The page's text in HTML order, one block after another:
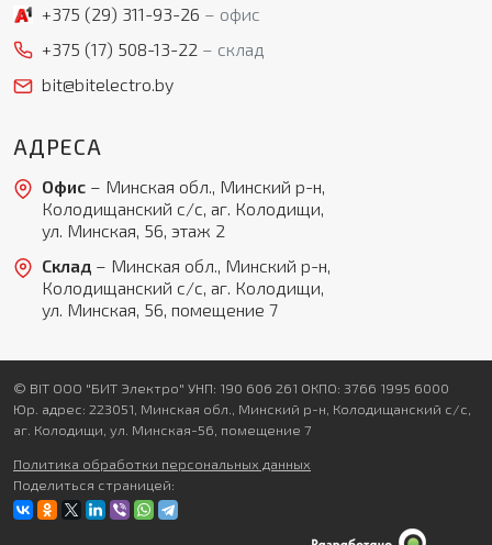
+375 (29) 311-93-26
офис
+375 (17) 508-13-22
склад
bit@bitelectro.by
АДРЕСА
Офис– Минская обл., Минский р-н,
Колодищанский с/с, аг. Колодищи,
ул. Минская, 56, этаж 2
Склад– Минская обл., Минский р-н,
Колодищанский с/с, аг. Колодищи,
ул. Минская, 56, помещение 7
© BIT ООО "БИТ Электро" УНП: 190 606 261 ОКПО: 3766 1995 6000
Юр. адрес: 223051, Минская обл., Минский р-н, Колодищанский с/с,
аг. Колодищи, ул. Минская-56, помещение 7
Политика обработки персональных данных
Поделиться страницей: